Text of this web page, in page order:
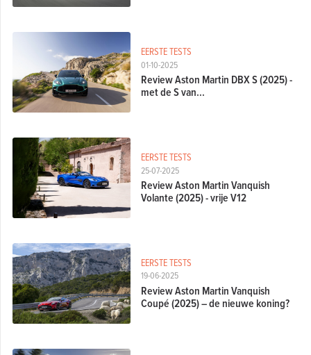
01-10-2025
EERSTE TESTS
Review Aston Martin DBX S (2025) -
met de S van...
25-07-2025
EERSTE TESTS
Review Aston Martin Vanquish
Volante (2025) - vrije V12
19-06-2025
EERSTE TESTS
Review Aston Martin Vanquish
Coupé (2025) – de nieuwe koning?